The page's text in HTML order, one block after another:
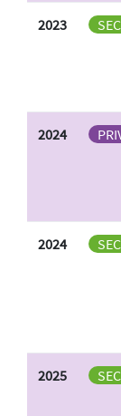
2023
2024
2024
2025